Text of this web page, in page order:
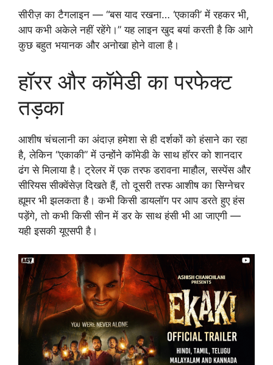
सीरीज़ का टैगलाइन — “बस याद रखना… ‘एकाकी’ में रहकर भी,
आप कभी अकेले नहीं रहेंगे।” यह लाइन खुद बयां करती है कि आगे
कुछ बहुत भयानक और अनोखा होने वाला है।
हॉरर और कॉमेडी का परफेक्ट
तड़का
आशीष चंचलानी का अंदाज़ हमेशा से ही दर्शकों को हंसाने का रहा
है, लेकिन “एकाकी” में उन्होंने कॉमेडी के साथ हॉरर को शानदार
ढंग से मिलाया है। ट्रेलर में एक तरफ डरावना माहौल, सस्पेंस और
सीरियस सीक्वेंसेज़ दिखते हैं, तो दूसरी तरफ आशीष का सिग्नेचर
ह्यूमर भी झलकता है। कभी किसी डायलॉग पर आप डरते हुए हंस
पड़ेंगे, तो कभी किसी सीन में डर के साथ हंसी भी आ जाएगी —
यही इसकी यूएसपी है।